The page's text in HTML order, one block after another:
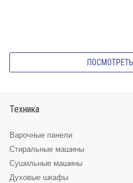
Техника
Варочные панели
Стиральные машины
Сушильные машины
Духовые шкафы